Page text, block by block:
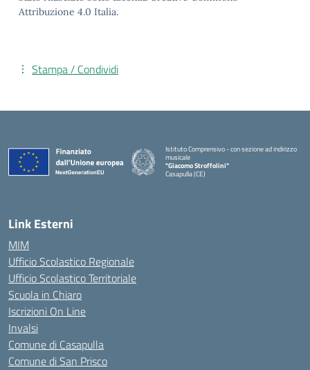
Attribuzione 4.0 Italia.
Stampa / Condividi
Istituto Comprensivo - con sezione ad indirizzo
musicale
"Giacomo Stroffolini"
Casapulla (CE)
Link Esterni
MIM
Ufficio Scolastico Regionale
Ufficio Scolastico Territoriale
Scuola in Chiaro
Iscrizioni On Line
Invalsi
Comune di Casapulla
Comune di San Prisco